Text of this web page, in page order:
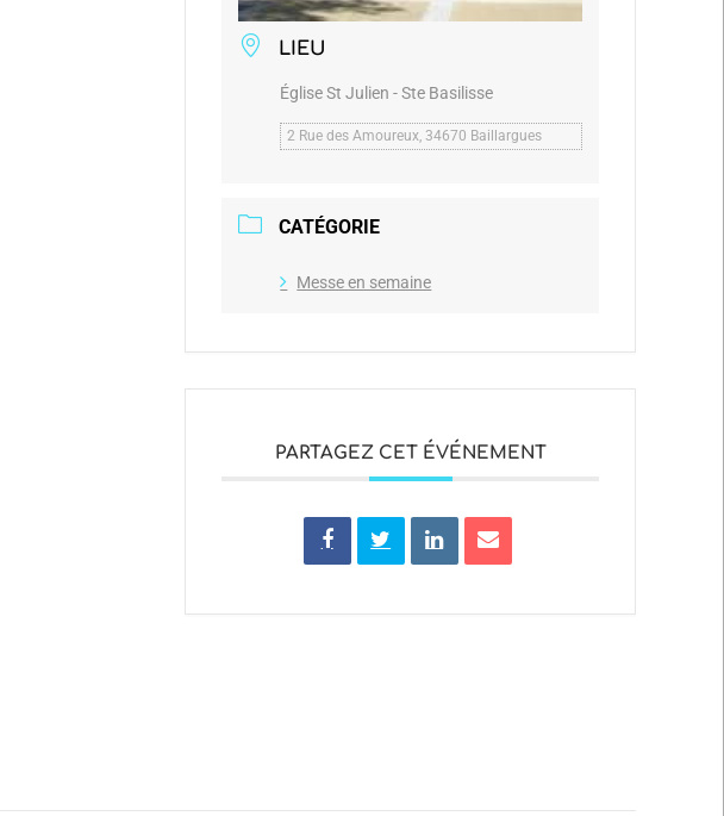
LIEU
Église St Julien - Ste Basilisse
2 Rue des Amoureux, 34670 Baillargues
CATÉGORIE
Messe en semaine
PARTAGEZ CET ÉVÉNEMENT